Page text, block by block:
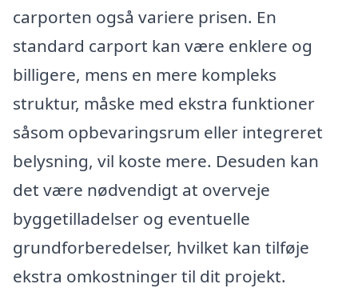
carporten også variere prisen. En
standard carport kan være enklere og
billigere, mens en mere kompleks
struktur, måske med ekstra funktioner
såsom opbevaringsrum eller integreret
belysning, vil koste mere. Desuden kan
det være nødvendigt at overveje
byggetilladelser og eventuelle
grundforberedelser, hvilket kan tilføje
ekstra omkostninger til dit projekt.